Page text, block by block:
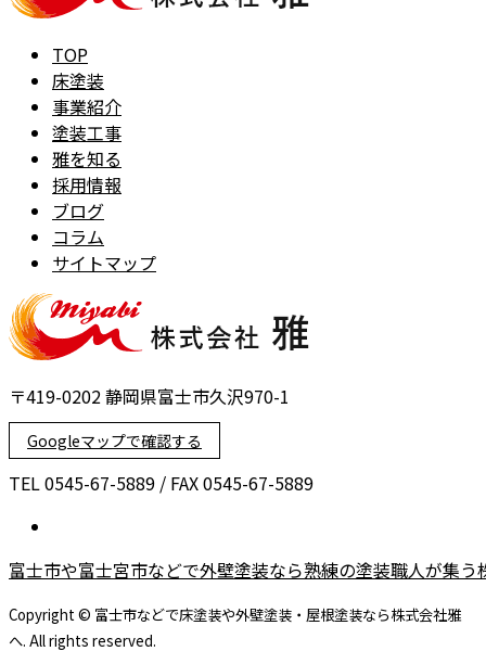
TOP
床塗装
事業紹介
塗装工事
雅を知る
採用情報
ブログ
コラム
サイトマップ
〒419-0202 静岡県富士市久沢970-1
Googleマップで確認する
TEL 0545-67-5889 / FAX 0545-67-5889
富士市や富士宮市などで外壁塗装なら熟練の塗装職人が集う
Copyright © 富士市などで床塗装や外壁塗装・屋根塗装なら株式会社雅
へ. All rights reserved.